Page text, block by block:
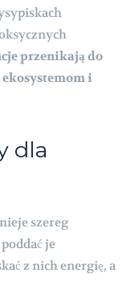
przenikają do
i
dla
szereg
je
z nich energię, a